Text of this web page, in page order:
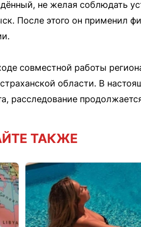
не желая соблюдать
После этого он применил
совместной работы
области. В
расследование
ТАКЖЕ